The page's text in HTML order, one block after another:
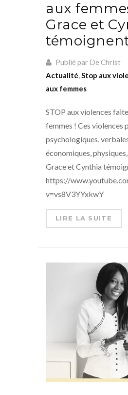
aux
Grace et
Publié par De Christ
Actualité,Stop aux
aux femmes
STOP aux violences
femmes ! Ces violences
psychologiques,
économiques,
Grace et Cynthia
https://
v=vs8V3YYxkwY
LIRE LA SUITE